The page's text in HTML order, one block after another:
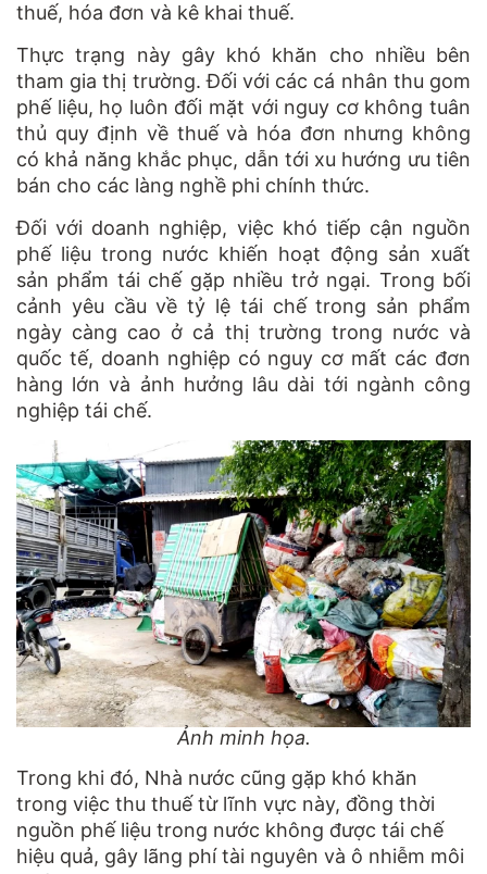
thuế, hóa đơn và kê khai thuế.
Thực trạng này gây khó khăn cho nhiều bên
tham gia thị trường. Đối với các cá nhân thu gom
phế liệu, họ luôn đối mặt với nguy cơ không tuân
thủ quy định về thuế và hóa đơn nhưng không
có khả năng khắc phục, dẫn tới xu hướng ưu tiên
bán cho các làng nghề phi chính thức.
Đối với doanh nghiệp, việc khó tiếp cận nguồn
phế liệu trong nước khiến hoạt động sản xuất
sản phẩm tái chế gặp nhiều trở ngại. Trong bối
cảnh yêu cầu về tỷ lệ tái chế trong sản phẩm
ngày càng cao ở cả thị trường trong nước và
quốc tế, doanh nghiệp có nguy cơ mất các đơn
hàng lớn và ảnh hưởng lâu dài tới ngành công
nghiệp tái chế.
Ảnh minh họa.
Trong khi đó, Nhà nước cũng gặp khó khăn
trong việc thu thuế từ lĩnh vực này, đồng thời
nguồn phế liệu trong nước không được tái chế
hiệu quả, gây lãng phí tài nguyên và ô nhiễm môi